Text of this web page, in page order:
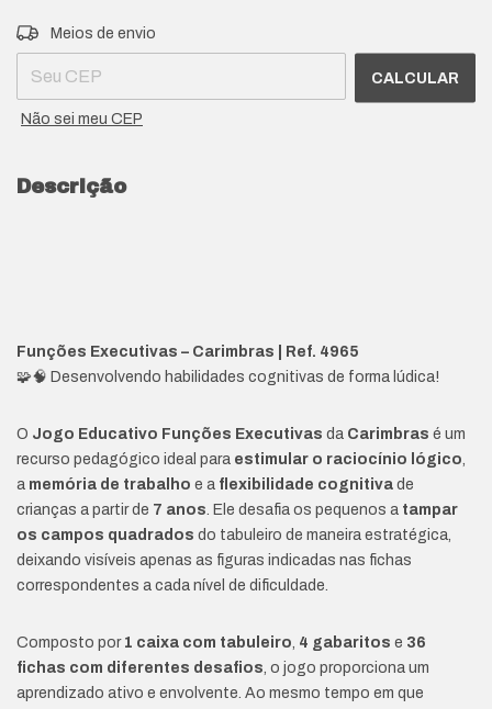
Entregas para o CEP:
Meios de envio
CALCULAR
Não sei meu CEP
Descrição
Funções Executivas – Carimbras | Ref. 4965
🧩🧠 Desenvolvendo habilidades cognitivas de forma lúdica!
O Jogo Educativo Funções Executivas da Carimbras é um
recurso pedagógico ideal para estimular o raciocínio lógico,
a memória de trabalho e a flexibilidade cognitiva de
crianças a partir de 7 anos. Ele desafia os pequenos a tampar
os campos quadrados do tabuleiro de maneira estratégica,
deixando visíveis apenas as figuras indicadas nas fichas
correspondentes a cada nível de dificuldade.
Composto por 1 caixa com tabuleiro, 4 gabaritos e 36
fichas com diferentes desafios, o jogo proporciona um
aprendizado ativo e envolvente. Ao mesmo tempo em que